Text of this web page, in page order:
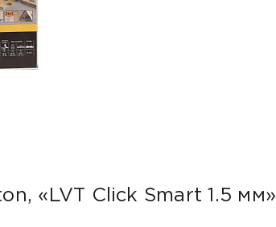
«LVT Click Smart 1.5 мм»